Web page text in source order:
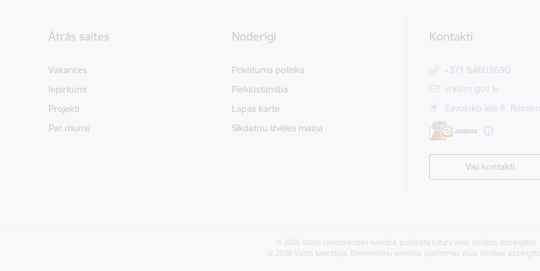
Ātrās saites
Vakances
Iepirkumi
Projekti
Par mums
Noderīgi
Privātuma politika
Piekļūstamība
Lapas karte
Sīkdatņu izvēles maiņa
Kontakti
+371 64603690
E-pasts:
vrk@rs.gov.lv
Zavoloko iela 8,
Visi kontakti
© 2026 Valsts robežsardzes koledža, publicētā satura visas tiesības aizsargātas.
© 2020 Valsts kanceleja, Tīmekļvietņu vienotās platformas visas tiesības